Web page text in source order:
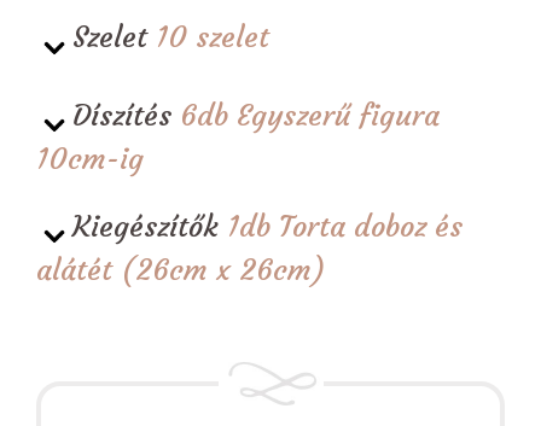
Szelet 10 szelet
Díszítés 6db Egyszerű figura
10cm-ig
Kiegészítők 1db Torta doboz és
alátét (26cm x 26cm)